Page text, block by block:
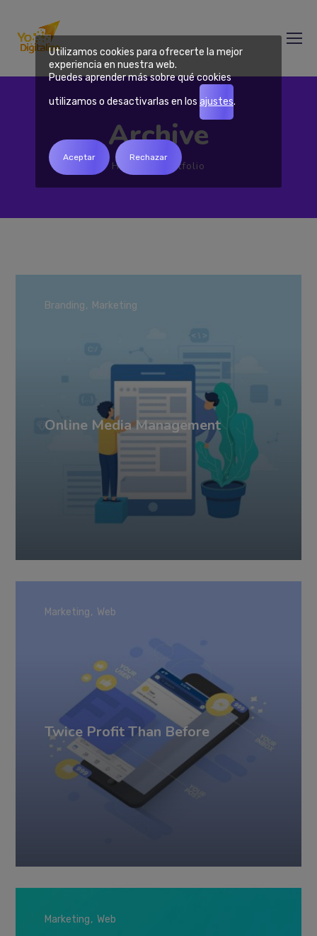
Archive
Home Portfolio
Online Media Management
Branding Marketing
Twice Profit Than Before
Marketing Web
Marketing Web
Utilizamos cookies para ofrecerte la mejor
experiencia en nuestra web.
Puedes aprender más sobre qué cookies
utilizamos o desactivarlas en los ajustes.
Aceptar Rechazar